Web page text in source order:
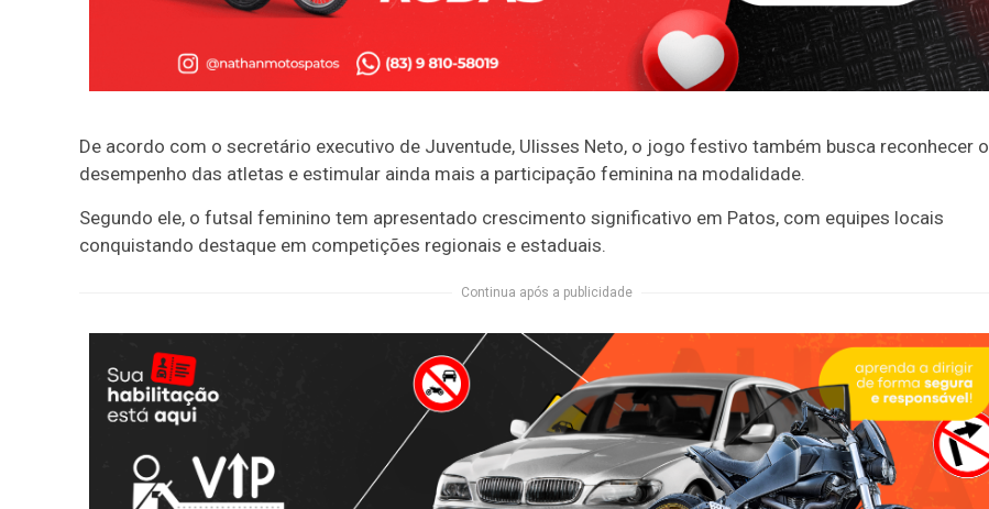
De acordo com o secretário executivo de Juventude, Ulisses Neto, o jogo festivo também busca reconhecer o
desempenho das atletas e estimular ainda mais a participação feminina na modalidade.
Segundo ele, o futsal feminino tem apresentado crescimento significativo em Patos, com equipes locais
conquistando destaque em competições regionais e estaduais.
Continua após a publicidade